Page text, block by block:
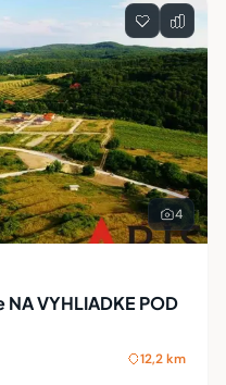
4
VYHLIADKE POD
12,2 km